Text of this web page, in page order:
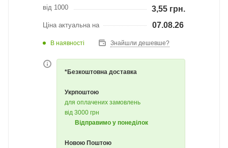
від 1000 3,55 грн.
Ціна актуальна на 07.08.26
В наявності Знайшли дешевше?
*Безкоштовна доставка
Укрпоштою
для оплачених замовлень
від 3000 грн
Відправимо у понеділок
Новою Поштою